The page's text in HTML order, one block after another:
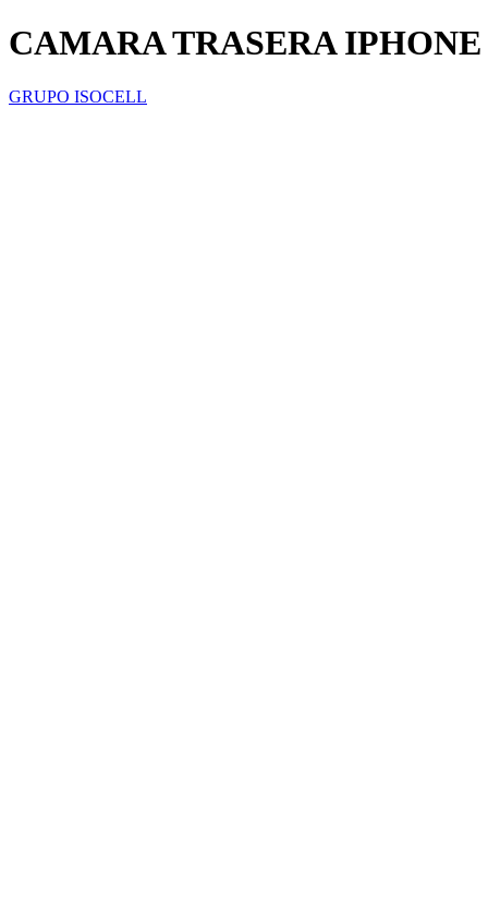
CAMARA TRASERA
GRUPO ISOCELL